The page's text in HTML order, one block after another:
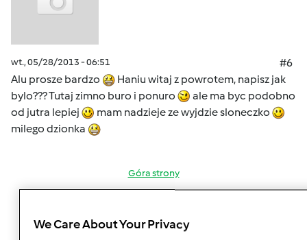
wt., 05/28/2013 - 06:51
#6
Alu prosze bardzo
Haniu witaj z powrotem, napisz jak
bylo??? Tutaj zimno buro i ponuro
ale ma byc podobno
od jutra lepiej
mam nadzieje ze wyjdzie sloneczko
milego dzionka
Góra strony
We Care About Your Privacy